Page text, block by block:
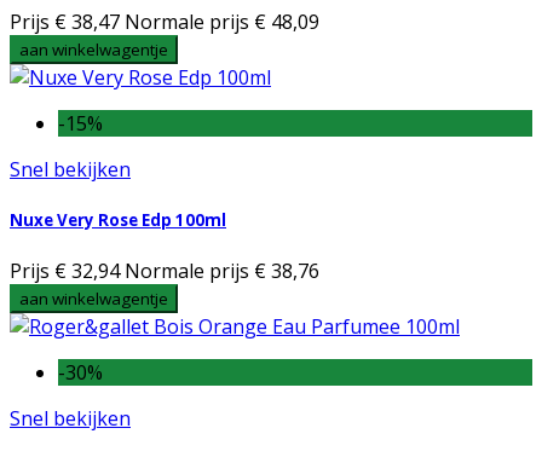
Prijs € 38,47 Normale prijs € 48,09
aan winkelwagentje
-15%
Snel bekijken
Nuxe Very Rose Edp 100ml
Prijs € 32,94 Normale prijs € 38,76
aan winkelwagentje
-30%
Snel bekijken